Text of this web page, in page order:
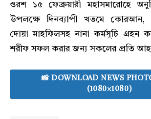
ওরশ ১৫ ফেব্রুয়ারী মহাসমারোহে
উপলক্ষে দিনব্যাপী খতমে কোরআন,
দোয়া মাহফিলসহ নানা কর্মসূচি গ্রহন
শরীফ সফল করার জন্য সকলের প্রতি
📸 DOWNLOAD NEWS
(1080×1080)